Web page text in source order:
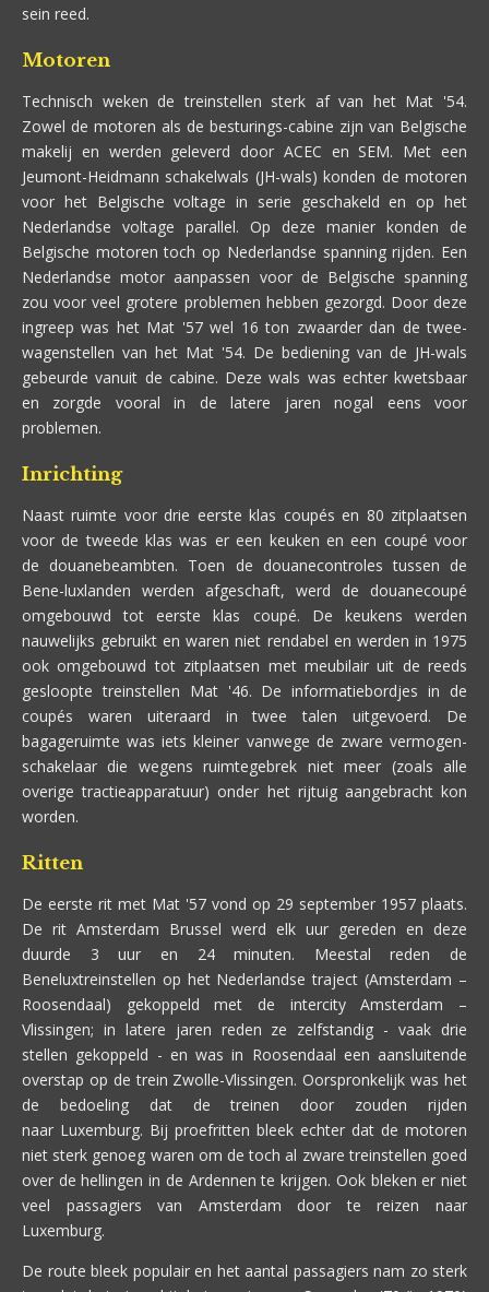
sein reed.
Motoren
Technisch weken de treinstellen sterk af van het Mat '54.
Zowel de motoren als de besturings-cabine zijn van Belgische
makelij en werden geleverd door ACEC en SEM. Met een
Jeumont-Heidmann schakelwals (JH-wals) konden de motoren
voor het Belgische voltage in serie geschakeld en op het
Nederlandse voltage parallel. Op deze manier konden de
Belgische motoren toch op Nederlandse spanning rijden. Een
Nederlandse motor aanpassen voor de Belgische spanning
zou voor veel grotere problemen hebben gezorgd. Door deze
ingreep was het Mat '57 wel 16 ton zwaarder dan de twee-
wagenstellen van het Mat '54. De bediening van de JH-wals
gebeurde vanuit de cabine. Deze wals was echter kwetsbaar
en zorgde vooral in de latere jaren nogal eens voor
problemen.
Inrichting
Naast ruimte voor drie eerste klas coupés en 80 zitplaatsen
voor de tweede klas was er een keuken en een coupé voor
de douanebeambten. Toen de douanecontroles tussen de
Bene-luxlanden werden afgeschaft, werd de douanecoupé
omgebouwd tot eerste klas coupé. De keukens werden
nauwelijks gebruikt en waren niet rendabel en werden in 1975
ook omgebouwd tot zitplaatsen met meubilair uit de reeds
gesloopte treinstellen Mat '46. De informatiebordjes in de
coupés waren uiteraard in twee talen uitgevoerd. De
bagageruimte was iets kleiner vanwege de zware vermogen-
schakelaar die wegens ruimtegebrek niet meer (zoals alle
overige tractieapparatuur) onder het rijtuig aangebracht kon
worden.
Ritten
De eerste rit met Mat '57 vond op 29 september 1957 plaats.
De rit Amsterdam Brussel werd elk uur gereden en deze
duurde 3 uur en 24 minuten. Meestal reden de
Beneluxtreinstellen op het Nederlandse traject (Amsterdam –
Roosendaal) gekoppeld met de intercity Amsterdam –
Vlissingen; in latere jaren reden ze zelfstandig - vaak drie
stellen gekoppeld - en was in Roosendaal een aansluitende
overstap op de trein Zwolle-Vlissingen. Oorspronkelijk was het
de bedoeling dat de treinen door zouden rijden
naar Luxemburg. Bij proefritten bleek echter dat de motoren
niet sterk genoeg waren om de toch al zware treinstellen goed
over de hellingen in de Ardennen te krijgen. Ook bleken er niet
veel passagiers van Amsterdam door te reizen naar
Luxemburg.
De route bleek populair en het aantal passagiers nam zo sterk